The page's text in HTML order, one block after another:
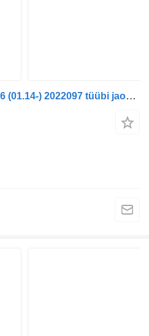
Reaktiivvarras DAF XF106 (01.14-) 2022097 tüübi jaoks sadulveoki DAF XF106 (2014-)